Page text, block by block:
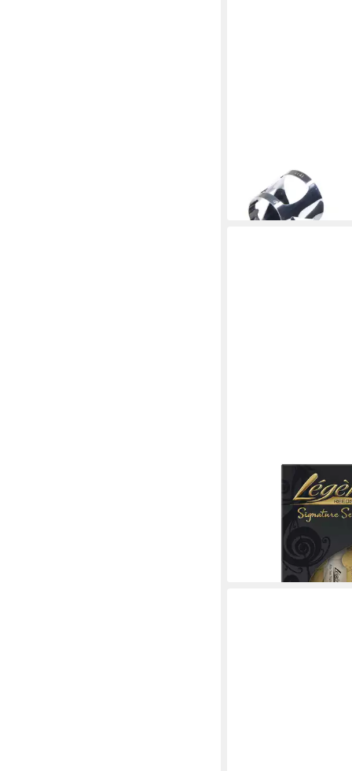
Klarinetten-
Blattschraube
lieferbar - in 3-4
Blattabschneider
Signature Altsax 2 1/
Saxophon
lieferbar - in 3-4